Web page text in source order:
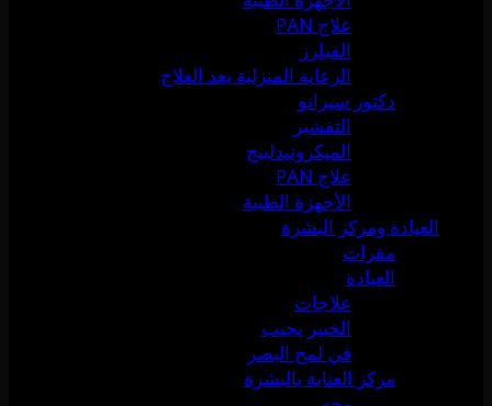
علاج PAN
الفيلرز
الرعاية المنزلية بعد العلاج
دكتور سيرانو
التقشير
الميكرونيدلينج
علاج PAN
الأجهزة الطبية
العيادة ومركز البشرة
مقرات
العيادة
علاجات
الخبير يجيب
في لمح البصر
مركز العناية بالبشرة